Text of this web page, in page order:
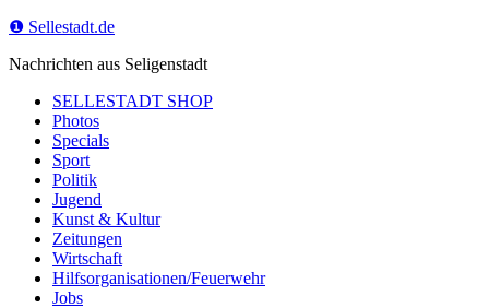
❶ Sellestadt.de
Nachrichten aus Seligenstadt
SELLESTADT SHOP
Photos
Specials
Sport
Politik
Jugend
Kunst & Kultur
Zeitungen
Wirtschaft
Hilfsorganisationen/Feuerwehr
Jobs